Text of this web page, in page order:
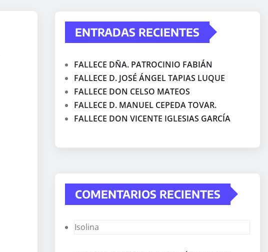
ENTRADAS RECIENTES
FALLECE DÑA. PATROCINIO FABIÁN
FALLECE D. JOSÉ ÁNGEL TAPIAS LUQUE
FALLECE DON CELSO MATEOS
FALLECE D. MANUEL CEPEDA TOVAR.
FALLECE DON VICENTE IGLESIAS GARCÍA
COMENTARIOS RECIENTES
Isolina